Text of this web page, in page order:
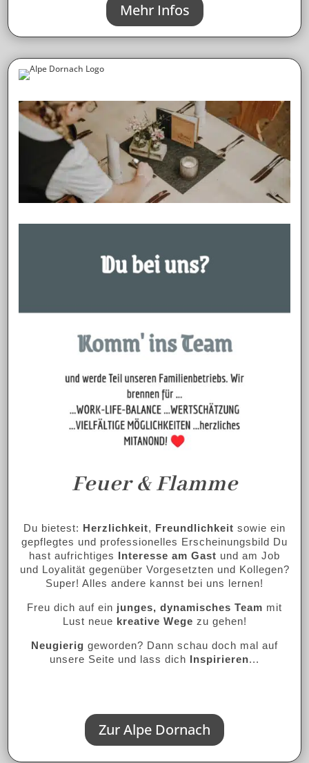
Mehr Infos
Feuer & Flamme
Du bietest: Herzlichkeit, Freundlichkeit sowie ein
gepflegtes und professionelles Erscheinungsbild Du
hast aufrichtiges Interesse am Gast und am Job
und Loyalität gegenüber Vorgesetzten und Kollegen?
Super! Alles andere kannst bei uns lernen!
Freu dich auf ein junges, dynamisches Team mit
Lust neue kreative Wege zu gehen!
Neugierig geworden? Dann schau doch mal auf
unsere Seite und lass dich Inspirieren...
Zur Alpe Dornach